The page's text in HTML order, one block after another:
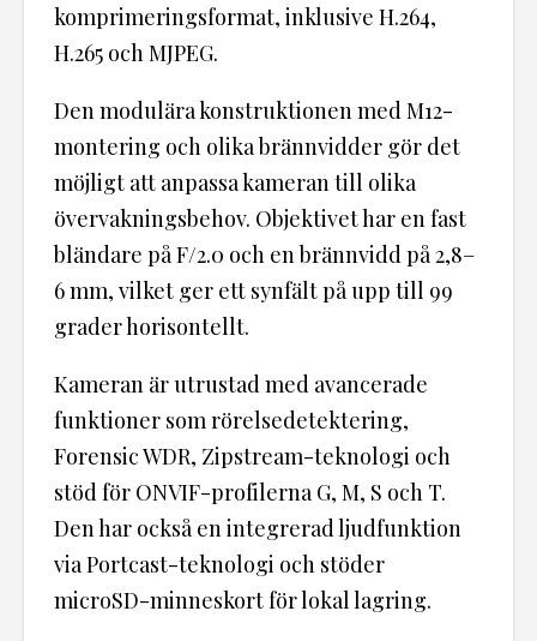
komprimeringsformat, inklusive H.264,
H.265 och MJPEG.
Den modulära konstruktionen med M12-
montering och olika brännvidder gör det
möjligt att anpassa kameran till olika
övervakningsbehov. Objektivet har en fast
bländare på F/2.0 och en brännvidd på 2,8–
6 mm, vilket ger ett synfält på upp till 99
grader horisontellt.
Kameran är utrustad med avancerade
funktioner som rörelsedetektering,
Forensic WDR, Zipstream-teknologi och
stöd för ONVIF-profilerna G, M, S och T.
Den har också en integrerad ljudfunktion
via Portcast-teknologi och stöder
microSD-minneskort för lokal lagring.